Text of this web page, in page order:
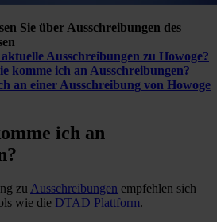
Sie über Ausschreibungen des
Ausschreibungen zu Howoge?
komme ich an Ausschreibungen?
an einer Ausschreibung von Howoge
ich an
zu Ausschreibungen empfehlen sich
wie die DTAD Plattform.